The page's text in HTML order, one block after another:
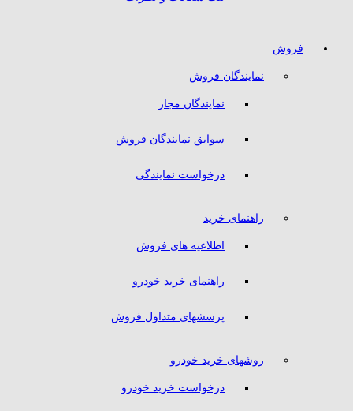
فروش
نمایندگان فروش
نمایندگان مجاز
سوابق نمایندگان فروش
درخواست نمایندگی
راهنمای خرید
اطلاعیه های فروش
راهنمای خرید خودرو
پرسشهای متداول فروش
روشهای خرید خودرو
درخواست خرید خودرو